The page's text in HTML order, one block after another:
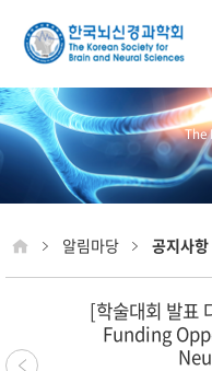
The
알림마당 공지사항
[학술대회 발표
Funding